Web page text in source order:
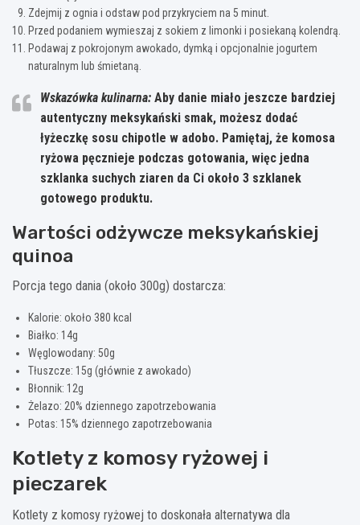
Zdejmij z ognia i odstaw pod przykryciem na 5 minut.
Przed podaniem wymieszaj z sokiem z limonki i posiekaną kolendrą.
Podawaj z pokrojonym awokado, dymką i opcjonalnie jogurtem
naturalnym lub śmietaną.
Wskazówka kulinarna: Aby danie miało jeszcze bardziej
autentyczny meksykański smak, możesz dodać
łyżeczkę sosu chipotle w adobo. Pamiętaj, że komosa
ryżowa pęcznieje podczas gotowania, więc jedna
szklanka suchych ziaren da Ci około 3 szklanek
gotowego produktu.
Wartości odżywcze meksykańskiej
quinoa
Porcja tego dania (około 300g) dostarcza:
Kalorie: około 380 kcal
Białko: 14g
Węglowodany: 50g
Tłuszcze: 15g (głównie z awokado)
Błonnik: 12g
Żelazo: 20% dziennego zapotrzebowania
Potas: 15% dziennego zapotrzebowania
Kotlety z komosy ryżowej i
pieczarek
Kotlety z komosy ryżowej to doskonała alternatywa dla